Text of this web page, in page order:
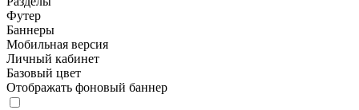
Футер
Баннеры
Мобильная версия
Личный кабинет
Базовый цвет
Отображать фоновый баннер